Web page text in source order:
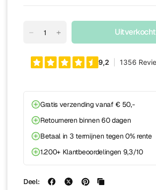
Uitverkocht
Gratis verzending vanaf € 50,-
Retourneren binnen 60 dagen
Betaal in 3 termijnen tegen 0% rente
1.200+ Klantbeoordelingen 9,3/10
Deel: